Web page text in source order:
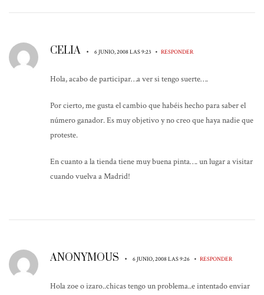
CELIA • 6 JUNIO, 2008 LAS 9:23 • RESPONDER
Hola, acabo de participar…a ver si tengo suerte….
Por cierto, me gusta el cambio que habéis hecho para saber el
número ganador. Es muy objetivo y no creo que haya nadie que
proteste.
En cuanto a la tienda tiene muy buena pinta…. un lugar a visitar
cuando vuelva a Madrid!
ANONYMOUS • 6 JUNIO, 2008 LAS 9:26 • RESPONDER
Hola zoe o izaro..chicas tengo un problema..e intentado enviar